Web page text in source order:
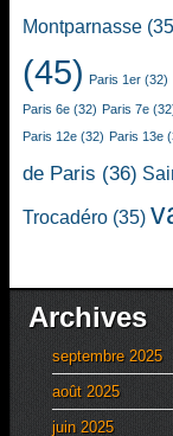
Montparnasse
(45) Paris 1er (32)
Paris 6e (32) Paris 7e
Paris 12e (32) Paris 13e
de Paris (36)
Trocadéro (35)
Archives
septembre 2025
août 2025
juin 2025